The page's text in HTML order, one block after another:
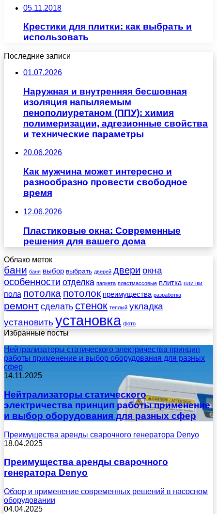
05.11.2018
Крестики для плитки: как выбрать и
использовать
Последние записи
01.07.2026
Наружная и внутренняя бесшовная
изоляция напыляемым
пенополиуретаном (ППУ): химия
полимеризации, адгезионные свойства
и технические параметры
20.06.2026
Как мужчина может интересно и
разнообразно провести свободное
время
12.06.2026
Пластиковые окна: Современные
решения для вашего дома
Облако меток
бани баня выбор выбрать дверей двери окна
особенности отделка паркета пластмассовые плитка плитки
пола потолка потолок преимущества разработка
ремонт сделать стенок теплый укладка
установить установка фото
Избранные посты
Нейтрализаторы статического электричества принцип
работы применение и выбор оборудования для разных
сфер
14.11.2025
Нейтрализаторы статического
электричества принцип работы применение
и выбор оборудования для разных сфер
Преимущества аренды сварочного генератора Denyo
18.04.2025
Преимущества аренды сварочного
генератора Denyo
Обзор и применение современных решений в насосном
оборудовании
04.04.2025